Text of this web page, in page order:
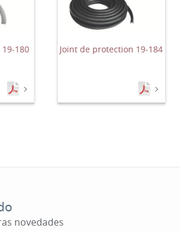
180 Joint de protection 19-184
novedades